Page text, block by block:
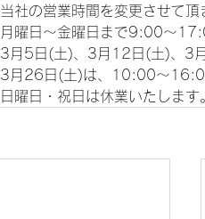
当社の営業時間を変更させて頂
月曜日～金曜日まで9:00～
3月5日(土)、3月12日(土)、3
3月26日(土)は、10:00～
日曜日・祝日は休業いたします